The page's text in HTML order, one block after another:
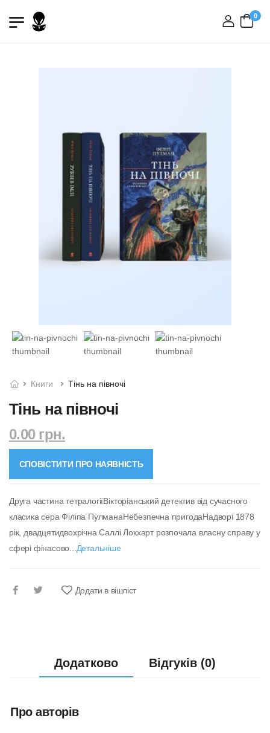
вхід
0
Книги Тінь на півночі
Тінь на півночі
0.00 грн.
СПОВІСТИТИ ПРО НАЯВНІСТЬ
Друга частина тетралогіїВікторіанський детектив від сучасного
класика сера Філіпа ПулманаНебезпечна пригодаНадворі 1878
рік, двадцятидвохрічна Саллі Локхарт розпочала власну справу у
сфері фінасово... Детальніше
Додати в вішліст
Додатково Відгуків (0)
Про авторів